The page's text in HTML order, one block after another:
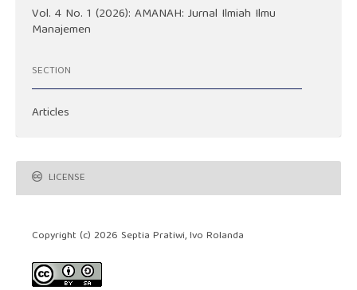
Vol. 4 No. 1 (2026): AMANAH: Jurnal Ilmiah Ilmu
Manajemen
SECTION
Articles
LICENSE
Copyright (c) 2026 Septia Pratiwi, Ivo Rolanda